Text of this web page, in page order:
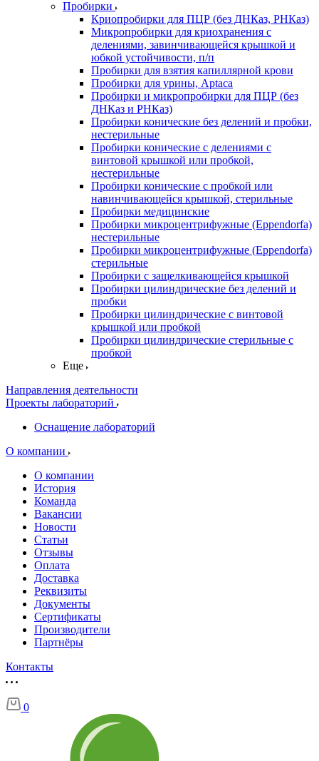
Пробирки
Криопробирки для ПЦР (без ДНКаз, РНКаз)
Микропробирки для криохранения с
делениями, завинчивающейся крышкой и
юбкой устойчивости, п/п
Пробирки для взятия капиллярной крови
Пробирки для урины, Aptaca
Пробирки и микропробирки для ПЦР (без
ДНКаз и РНКаз)
Пробирки конические без делений и пробки,
нестерильные
Пробирки конические с делениями с
винтовой крышкой или пробкой,
нестерильные
Пробирки конические с пробкой или
навинчивающейся крышкой, стерильные
Пробирки медицинские
Пробирки микроцентрифужные (Eppendorfа)
нестерильные
Пробирки микроцентрифужные (Eppendorfа)
стерильные
Пробирки с защелкивающейся крышкой
Пробирки цилиндрические без делений и
пробки
Пробирки цилиндрические с винтовой
крышкой или пробкой
Пробирки цилиндрические стерильные с
пробкой
Еще
Направления деятельности
Проекты лабораторий
Оснащение лабораторий
О компании
О компании
История
Команда
Вакансии
Новости
Статьи
Отзывы
Оплата
Доставка
Реквизиты
Документы
Сертификаты
Производители
Партнёры
Контакты
0